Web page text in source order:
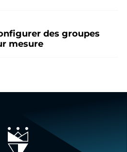
des groupes
mesure